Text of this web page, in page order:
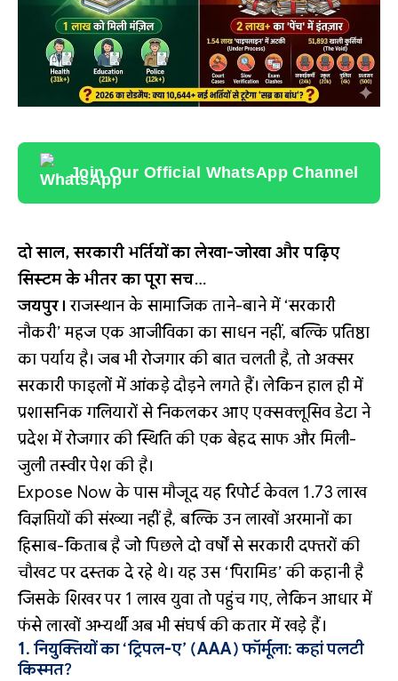
Join Our Official WhatsApp Channel
दो साल, सरकारी भर्तियों का लेखा-जोखा और पढ़िए
सिस्टम के भीतर का पूरा सच…
जयपुर। राजस्थान के सामाजिक ताने-बाने में ‘सरकारी
नौकरी’ महज एक आजीविका का साधन नहीं, बल्कि प्रतिष्ठा
का पर्याय है। जब भी रोजगार की बात चलती है, तो अक्सर
सरकारी फाइलों में आंकड़े दौड़ने लगते हैं। लेकिन हाल ही में
प्रशासनिक गलियारों से निकलकर आए एक्सक्लूसिव डेटा ने
प्रदेश में रोजगार की स्थिति की एक बेहद साफ और मिली-
जुली तस्वीर पेश की है।
Expose Now के पास मौजूद यह रिपोर्ट केवल 1.73 लाख
विज्ञप्तियों की संख्या नहीं है, बल्कि उन लाखों अरमानों का
हिसाब-किताब है जो पिछले दो वर्षों से सरकारी दफ्तरों की
चौखट पर दस्तक दे रहे थे। यह उस ‘पिरामिड’ की कहानी है
जिसके शिखर पर 1 लाख युवा तो पहुंच गए, लेकिन आधार में
फंसे लाखों अभ्यर्थी अब भी संघर्ष की कतार में खड़े हैं।
1. नियुक्तियों का ‘ट्रिपल-ए’ (AAA) फॉर्मूला: कहां पलटी
किस्मत?